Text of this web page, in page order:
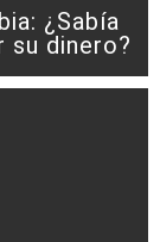
¿Sabía
su dinero?